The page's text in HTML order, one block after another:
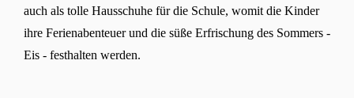
auch als tolle Hausschuhe für die Schule, womit die Kinder
ihre Ferienabenteuer und die süße Erfrischung des Sommers -
Eis - festhalten werden.